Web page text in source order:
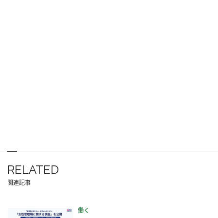
RELATED
関連記事
働く